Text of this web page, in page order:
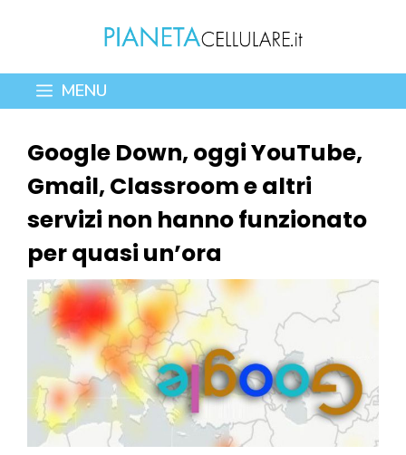
contenuto
MENU
Google Down, oggi YouTube,
Gmail, Classroom e altri
servizi non hanno funzionato
per quasi un’ora